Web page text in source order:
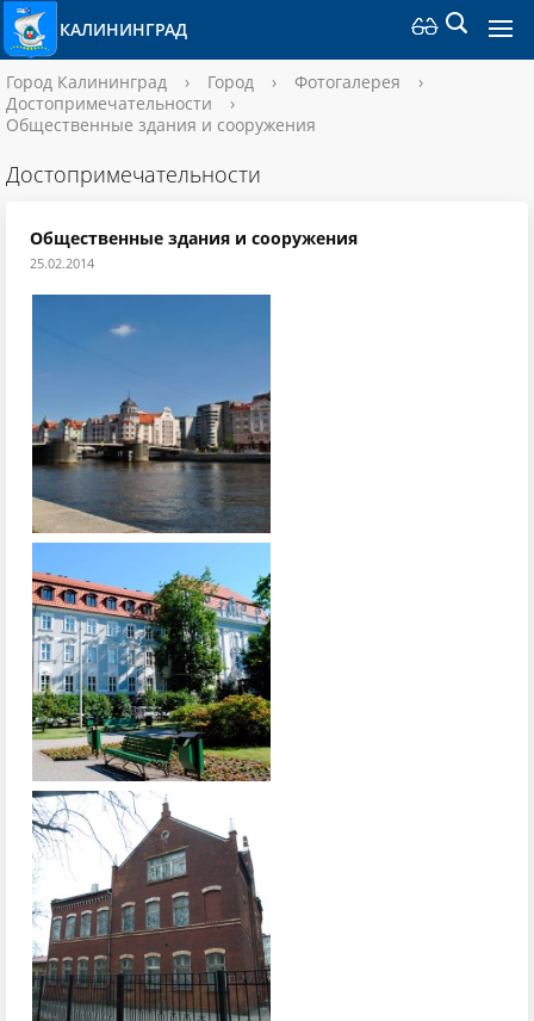
КАЛИНИНГРАД
Город Калининград › Город › Фотогалерея
›
Достопримечательности
›
Общественные здания и сооружения
Достопримечательности
Общественные здания и сооружения
25.02.2014